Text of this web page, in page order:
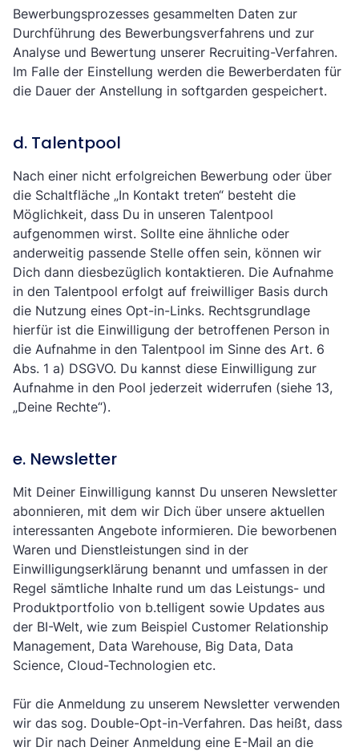
Bewerbungsprozesses gesammelten Daten zur
Durchführung des Bewerbungsverfahrens und zur
Analyse und Bewertung unserer Recruiting-Verfahren.
Im Falle der Einstellung werden die Bewerberdaten für
die Dauer der Anstellung in softgarden gespeichert.
d. Talentpool
Nach einer nicht erfolgreichen Bewerbung oder über
die Schaltfläche „In Kontakt treten“ besteht die
Möglichkeit, dass Du in unseren Talentpool
aufgenommen wirst. Sollte eine ähnliche oder
anderweitig passende Stelle offen sein, können wir
Dich dann diesbezüglich kontaktieren. Die Aufnahme
in den Talentpool erfolgt auf freiwilliger Basis durch
die Nutzung eines Opt-in-Links. Rechtsgrundlage
hierfür ist die Einwilligung der betroffenen Person in
die Aufnahme in den Talentpool im Sinne des Art. 6
Abs. 1 a) DSGVO. Du kannst diese Einwilligung zur
Aufnahme in den Pool jederzeit widerrufen (siehe 13,
„Deine Rechte“).
e. Newsletter
Mit Deiner Einwilligung kannst Du unseren Newsletter
abonnieren, mit dem wir Dich über unsere aktuellen
interessanten Angebote informieren. Die beworbenen
Waren und Dienstleistungen sind in der
Einwilligungserklärung benannt und umfassen in der
Regel sämtliche Inhalte rund um das Leistungs- und
Produktportfolio von b.telligent sowie Updates aus
der BI-Welt, wie zum Beispiel Customer Relationship
Management, Data Warehouse, Big Data, Data
Science, Cloud-Technologien etc.
Für die Anmeldung zu unserem Newsletter verwenden
wir das sog. Double-Opt-in-Verfahren. Das heißt, dass
wir Dir nach Deiner Anmeldung eine E-Mail an die